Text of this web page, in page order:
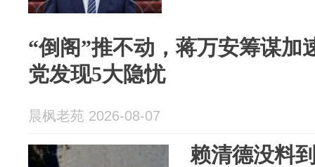
“倒阁”推不动，蒋万安筹谋加
党发现5大隐忧
晨枫老苑 2026-08-07
赖清德没料